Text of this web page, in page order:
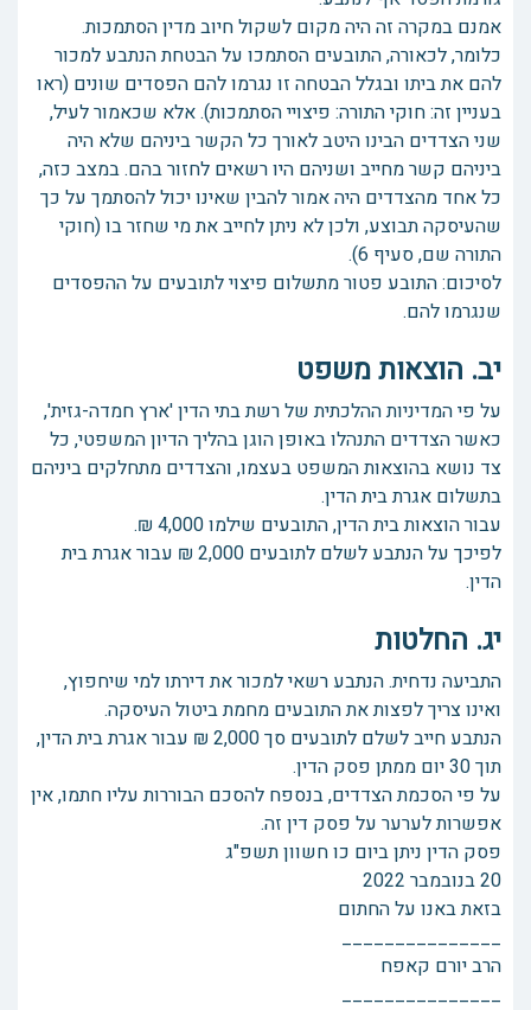
אמנם במקרה זה היה מקום לשקול חיוב מדין הסתמכות.
כלומר, לכאורה, התובעים הסתמכו על הבטחת הנתבע למכור
להם את ביתו ובגלל הבטחה זו נגרמו להם הפסדים שונים (ראו
בעניין זה: חוקי התורה: פיצויי הסתמכות). אלא שכאמור לעיל,
שני הצדדים הבינו היטב לאורך כל הקשר ביניהם שלא היה
ביניהם קשר מחייב ושניהם היו רשאים לחזור בהם. במצב כזה,
כל אחד מהצדדים היה אמור להבין שאינו יכול להסתמך על כך
שהעיסקה תבוצע, ולכן לא ניתן לחייב את מי שחזר בו (חוקי
התורה שם, סעיף 6).
לסיכום: התובע פטור מתשלום פיצוי לתובעים על ההפסדים
שנגרמו להם.
יב. הוצאות משפט
על פי המדיניות ההלכתית של רשת בתי הדין 'ארץ חמדה-גזית',
כאשר הצדדים התנהלו באופן הוגן בהליך הדיון המשפטי, כל
צד נושא בהוצאות המשפט בעצמו, והצדדים מתחלקים ביניהם
בתשלום אגרת בית הדין.
עבור הוצאות בית הדין, התובעים שילמו 4,000 ₪.
לפיכך על הנתבע לשלם לתובעים 2,000 ₪ עבור אגרת בית
הדין.
יג. החלטות
התביעה נדחית. הנתבע רשאי למכור את דירתו למי שיחפוץ,
ואינו צריך לפצות את התובעים מחמת ביטול העיסקה.
הנתבע חייב לשלם לתובעים סך 2,000 ₪ עבור אגרת בית הדין,
תוך 30 יום ממתן פסק הדין.
על פי הסכמת הצדדים, בנספח להסכם הבוררות עליו חתמו, אין
אפשרות לערער על פסק דין זה.
פסק הדין ניתן ביום כו חשוון תשפ"ג
20 בנובמבר 2022
בזאת באנו על החתום
_______________
הרב יורם קאפח
_______________